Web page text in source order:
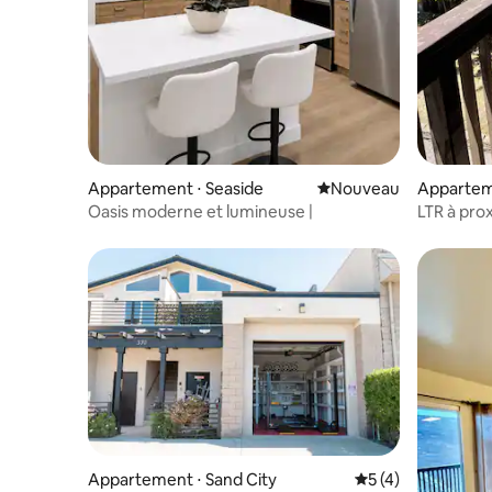
Appartement ⋅ Seaside Nouvel hébergement
Nouveau
Oasis moderne et lumineuse |
ea
LTR à
Appartement ⋅ Sand City Évaluation
5 (4)